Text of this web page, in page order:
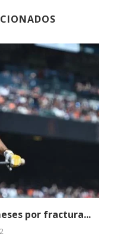
por fractura...